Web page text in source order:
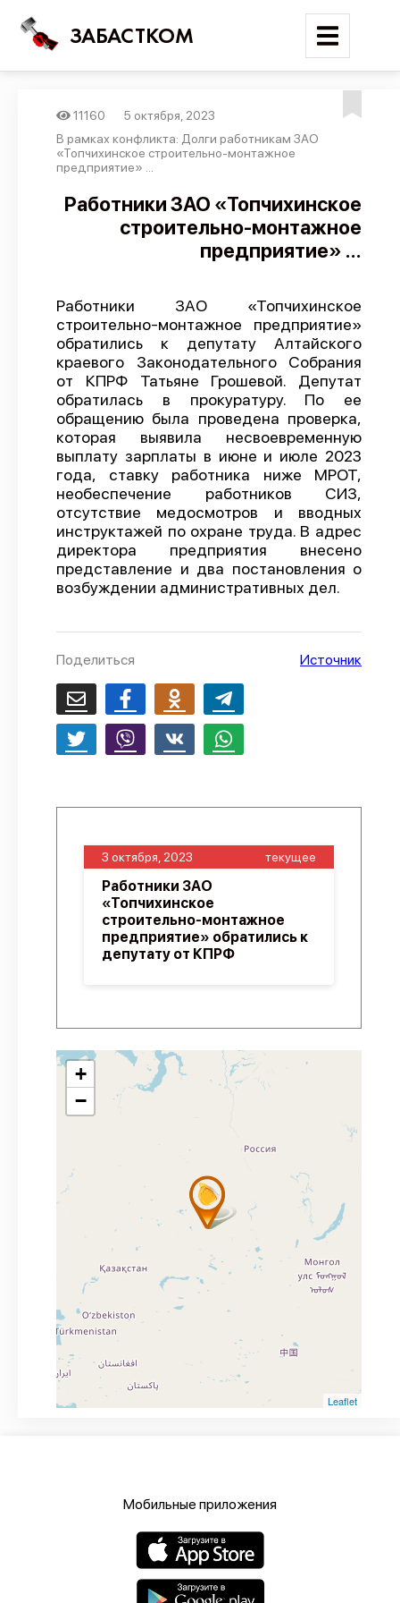
ЗАБАСТКОМ
Войти
Новости
Карта событий
Отчеты
Предложить публикацию
Справочник
API
О проекте
Политика конфиденциальности
11160
5 октября, 2023
В рамках конфликта: Долги работникам ЗАО
«Топчихинское строительно-монтажное
предприятие» ...
Работники ЗАО «Топчихинское
строительно-монтажное
предприятие» ...
Работники ЗАО «Топчихинское
строительно-монтажное предприятие»
обратились к депутату Алтайского
краевого Законодательного Собрания
от КПРФ Татьяне Грошевой. Депутат
обратилась в прокуратуру. По ее
обращению была проведена проверка,
которая выявила несвоевременную
выплату зарплаты в июне и июле 2023
года, ставку работника ниже МРОТ,
необеспечение работников СИЗ,
отсутствие медосмотров и вводных
инструктажей по охране труда. В адрес
директора предприятия внесено
представление и два постановления о
возбуждении административных дел.
Поделиться Источник
3 октября, 2023 текущее
Работники ЗАО
«Топчихинское
строительно-монтажное
предприятие» обратились к
депутату от КПРФ
+
−
Leaflet
Мобильные приложения